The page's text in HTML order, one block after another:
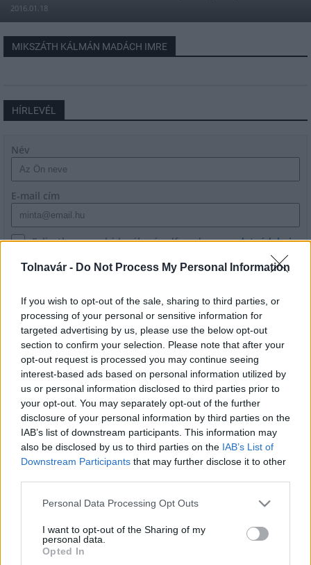
Tolnavár - Do Not Process My Personal Information
If you wish to opt-out of the sale, sharing to third parties, or
processing of your personal or sensitive information for
targeted advertising by us, please use the below opt-out
section to confirm your selection. Please note that after your
opt-out request is processed you may continue seeing
interest-based ads based on personal information utilized by
us or personal information disclosed to third parties prior to
your opt-out. You may separately opt-out of the further
disclosure of your personal information by third parties on the
IAB’s list of downstream participants. This information may
also be disclosed by us to third parties on the IAB’s List of
Downstream Participants that may further disclose it to other
Please note that this website/app uses one or more Google
not limited to your visit or usage behaviour. You may click to
grant or deny consent to Google and its third-party tags to
use your data for below specified purposes in below Google
Personal Data Processing Opt Outs
I want to opt-out of the Sharing of my
personal data.
Opted In
2016.01.18
MIKSZÁTH KÁLMÁN MADÁCH IMRE
HÍRLEVÉL
Név
E-mail cím
Feliratkozom a hírlevélre és elfogadom azadatvédelmi
LEGFRISSEBB
Országos hírek
MEGÉRKEZETT AZ ESŐ A DUNA VÍZGYŰJTŐJÉRE
Országos hírek
Kecskeméten is szakirányú
Országos hírek
A lakosságra is fontos szerep hárul a